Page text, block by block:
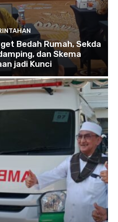
Bedah Rumah, Sekda
dan Skema
jadi Kunci